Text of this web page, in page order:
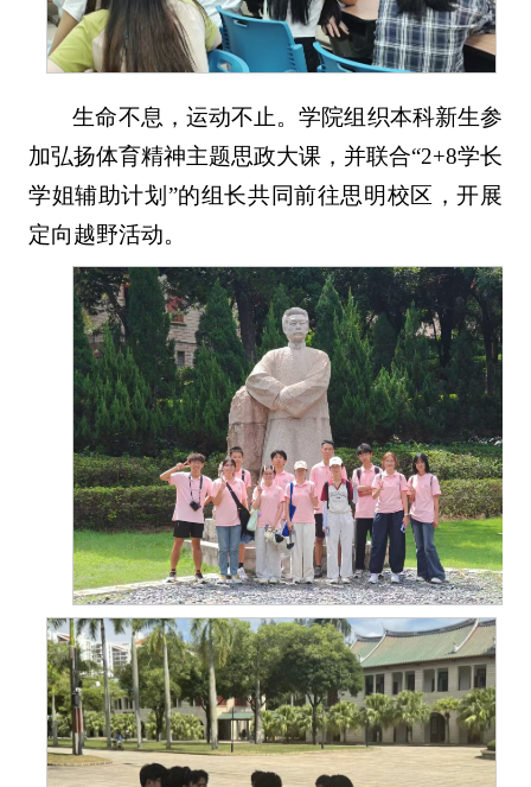
生命不息，运动不止。学院组织本科新生参
加弘扬体育精神主题思政大课，并联合“2+8学长
学姐辅助计划”的组长共同前往思明校区，开展
定向越野活动。